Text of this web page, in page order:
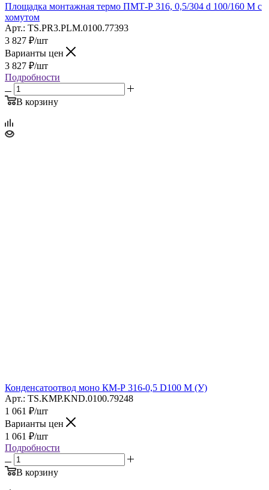
Площадка монтажная термо ПМТ-Р 316, 0,5/304 d 100/160 М с
хомутом
Арт.: TS.PR3.PLM.0100.77393
3 827 ₽/шт
Варианты цен
3 827 ₽/шт
Подробности
В корзину
Конденсатоотвод моно КМ-Р 316-0,5 D100 М (У)
Арт.: TS.KMP.KND.0100.79248
1 061 ₽/шт
Варианты цен
1 061 ₽/шт
Подробности
В корзину